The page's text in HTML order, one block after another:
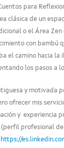
para
clásica de un
o el Área
con bambú
el camino hacia la
los pasos a
y motivada
ofrecer mis
y experiencia
(perfil profesional
https://